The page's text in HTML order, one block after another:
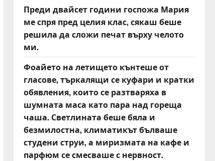
Преди двайсет години госпожа Мария
ме спря пред целия клас, сякаш беше
решила да сложи печат върху челото
ми.
Фоайето на летището кънтеше от
гласове, търкалящи се куфари и кратки
обявления, които се разтваряха в
шумната маса като пара над гореща
чаша. Светлината беше бяла и
безмилостна, климатикът бълваше
студени струи, а миризмата на кафе и
парфюм се смесваше с нервност.